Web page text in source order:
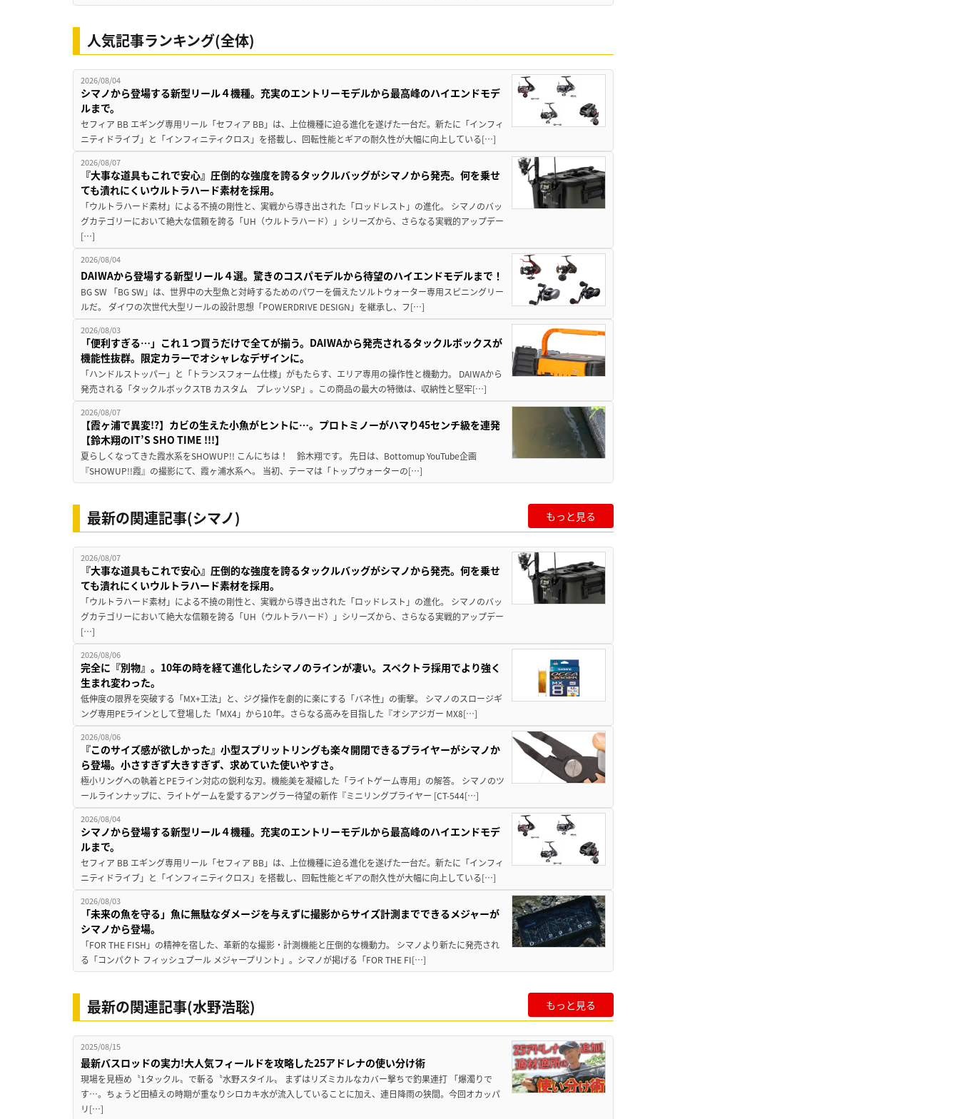
人気記事ランキング(全体)
2026/08/04
シマノから登場する新型リール４機種。充実のエントリーモデルから最高峰のハイエンドモデ
ルまで。
セフィア BB エギング専用リール「セフィア BB」は、上位機種に迫る進化を遂げた一台だ。新たに「インフィ
ニティドライブ」と「インフィニティクロス」を搭載し、回転性能とギアの耐久性が大幅に向上している[…]
2026/08/07
『大事な道具もこれで安心』圧倒的な強度を誇るタックルバッグがシマノから発売。何を乗せ
ても潰れにくいウルトラハード素材を採用。
「ウルトラハード素材」による不撓の剛性と、実戦から導き出された「ロッドレスト」の進化。 シマノのバッ
グカテゴリーにおいて絶大な信頼を誇る「UH（ウルトラハード）」シリーズから、さらなる実戦的アップデー
[…]
2026/08/04
DAIWAから登場する新型リール４選。驚きのコスパモデルから待望のハイエンドモデルまで！
BG SW 「BG SW」は、世界中の大型魚と対峙するためのパワーを備えたソルトウォーター専用スピニングリー
ルだ。 ダイワの次世代大型リールの設計思想「POWERDRIVE DESIGN」を継承し、フ[…]
2026/08/03
「便利すぎる…」これ１つ買うだけで全てが揃う。DAIWAから発売されるタックルボックスが
機能性抜群。限定カラーでオシャレなデザインに。
「ハンドルストッパー」と「トランスフォーム仕様」がもたらす、エリア専用の操作性と機動力。 DAIWAから
発売される「タックルボックスTB カスタム プレッソSP」。この商品の最大の特徴は、収納性と堅牢[…]
2026/08/07
【霞ヶ浦で異変!?】カビの生えた小魚がヒントに…。プロトミノーがハマり45センチ級を連発
【鈴木翔のIT’S SHO TIME !!!】
夏らしくなってきた霞水系をSHOWUP!! こんにちは！ 鈴木翔です。 先日は、Bottomup YouTube企画
『SHOWUP!!霞』の撮影にて、霞ヶ浦水系へ。 当初、テーマは「トップウォーターの[…]
最新の関連記事(シマノ) もっと見る
2026/08/07
『大事な道具もこれで安心』圧倒的な強度を誇るタックルバッグがシマノから発売。何を乗せ
ても潰れにくいウルトラハード素材を採用。
「ウルトラハード素材」による不撓の剛性と、実戦から導き出された「ロッドレスト」の進化。 シマノのバッ
グカテゴリーにおいて絶大な信頼を誇る「UH（ウルトラハード）」シリーズから、さらなる実戦的アップデー
[…]
2026/08/06
完全に『別物』。10年の時を経て進化したシマノのラインが凄い。スペクトラ採用でより強く
生まれ変わった。
低伸度の限界を突破する「MX+工法」と、ジグ操作を劇的に楽にする「バネ性」の衝撃。 シマノのスロージギ
ング専用PEラインとして登場した「MX4」から10年。さらなる高みを目指した『オシアジガー MX8[…]
2026/08/06
『このサイズ感が欲しかった』小型スプリットリングも楽々開閉できるプライヤーがシマノか
ら登場。小さすぎず大きすぎず、求めていた使いやすさ。
極小リングへの執着とPEライン対応の鋭利な刃。機能美を凝縮した「ライトゲーム専用」の解答。 シマノのツ
ールラインナップに、ライトゲームを愛するアングラー待望の新作『ミニリングプライヤー [CT-544[…]
2026/08/04
シマノから登場する新型リール４機種。充実のエントリーモデルから最高峰のハイエンドモデ
ルまで。
セフィア BB エギング専用リール「セフィア BB」は、上位機種に迫る進化を遂げた一台だ。新たに「インフィ
ニティドライブ」と「インフィニティクロス」を搭載し、回転性能とギアの耐久性が大幅に向上している[…]
2026/08/03
「未来の魚を守る」魚に無駄なダメージを与えずに撮影からサイズ計測までできるメジャーが
シマノから登場。
「FOR THE FISH」の精神を宿した、革新的な撮影・計測機能と圧倒的な機動力。 シマノより新たに発売され
る「コンパクト フィッシュプール メジャープリント」。シマノが掲げる「FOR THE FI[…]
最新の関連記事(水野浩聡) もっと見る
2025/08/15
最新バスロッドの実力!大人気フィールドを攻略した25アドレナの使い分け術
現場を見極め〝1タックル〟で斬る〝水野スタイル〟 まずはリズミカルなカバー撃ちで釣果連打 「爆濁りで
す…。ちょうど田植えの時期が重なりシロカキ水が流入していることに加え、連日降雨の狭間。今回オカッパ
リ[…]